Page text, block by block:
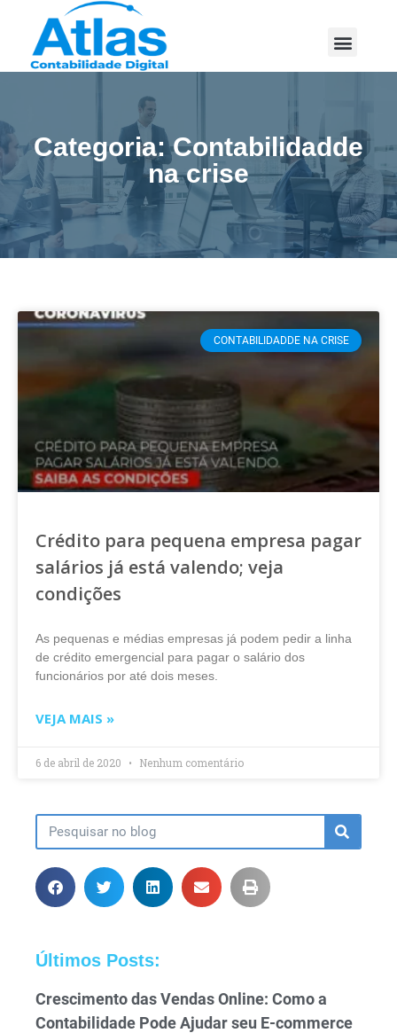
Categoria: Contabilidadde
na crise
CONTABILIDADDE NA CRISE
Crédito para pequena empresa pagar
salários já está valendo; veja
condições
As pequenas e médias empresas já podem pedir a linha
de crédito emergencial para pagar o salário dos
funcionários por até dois meses.
VEJA MAIS »
6 de abril de 2020 Nenhum comentário
Últimos Posts:
Crescimento das Vendas Online: Como a
Contabilidade Pode Ajudar seu E-commerce